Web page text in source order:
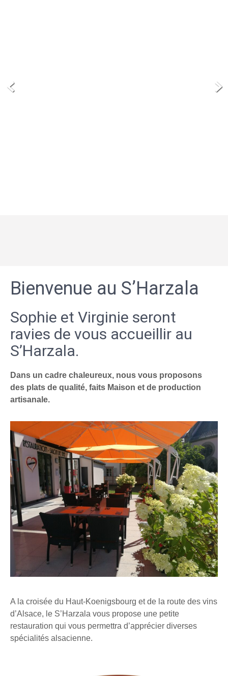
Bienvenue au S’Harzala
Sophie et Virginie seront
ravies de vous accueillir au
S’Harzala.
Dans un cadre chaleureux, nous vous proposons
des plats de qualité, faits Maison et de production
artisanale.
A la croisée du Haut-Koenigsbourg et de la route des vins
d’Alsace, le S’Harzala vous propose une petite
restauration qui vous permettra d’apprécier diverses
spécialités alsacienne.